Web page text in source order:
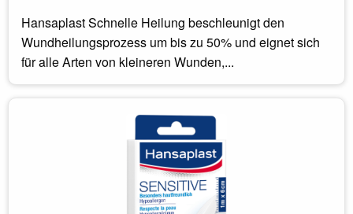
Hansaplast Schnelle Heilung beschleunigt den
Wundheilungsprozess um bis zu 50% und eignet sich
für alle Arten von kleineren Wunden,...